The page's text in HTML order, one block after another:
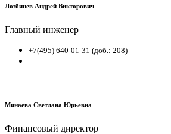
Лозбинев Андрей Викторович
Главный инженер
+7(495) 640-01-31 (доб.: 208)
Минаева Светлана Юрьевна
Финансовый директор